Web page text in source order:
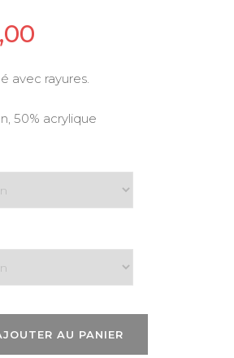
avec rayures.
50% acrylique
AU PANIER